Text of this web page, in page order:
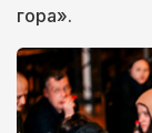
гора».